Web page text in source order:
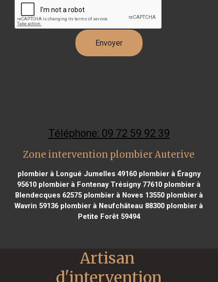
Téléphone: 09 72 59 92 39
Zone intervention plombier Auterive
plombier à Longué Jumelles 49160plombier à Éragny
95610 plombier à Fontenay Trésigny 77610 plombier à
Blendecques 62575plombier à Noves 13550plombier à
Wavrin 59136 plombier à Neufchâteau 88300 plombier à
Petite Forêt 59494
Artisan
d'intervention